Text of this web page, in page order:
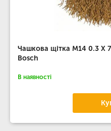
Чашкова щітка М14 0.3 X
Bosch
В наявності